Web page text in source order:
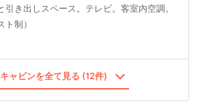
き出しスペース。テレビ。客室内空調。
制）
ャビンを全て見る (12件)